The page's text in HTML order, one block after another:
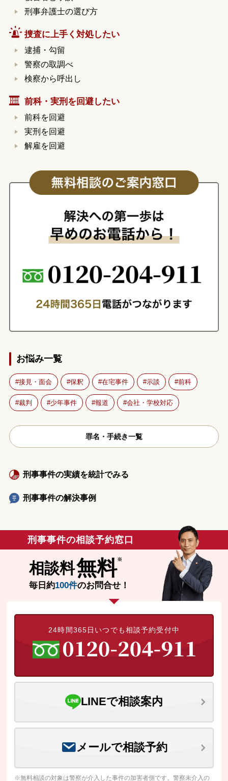
刑事弁護士の選び方
捜査に上手く対処したい
逮捕・勾留
警察の取調べ
検察から呼出し
前科・実刑を回避したい
前科を回避
実刑を回避
解雇を回避
お悩み一覧
接見・面会 保釈 在宅事件 示談 前科
裁判 少年事件 報道 会社・学校対応
罪名・手続き一覧
刑事事件の実績を統計でみる
刑事事件の解決事例
刑事事件の相談予約窓口
相談料無料
毎日約100件のお問合せ！
24時間365日いつでも相談予約受付中
LINEで相談案内
メールで相談予約
※無料相談の対象は警察が介入した事件の加害者側です。警察未介入の